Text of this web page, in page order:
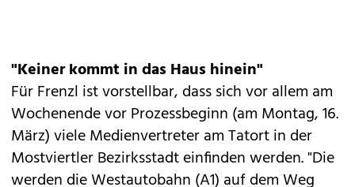
"Keiner kommt in das Haus hinein"
Für Frenzl ist vorstellbar, dass sich vor allem am
Wochenende vor Prozessbeginn (am Montag, 16.
März) viele Medienvertreter am Tatort in der
Mostviertler Bezirksstadt einfinden werden. "Die
werden die Westautobahn (A1) auf dem Weg